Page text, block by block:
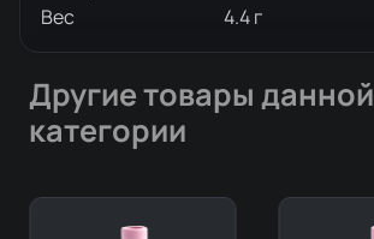
Вес
4.4 г
Другие товары данной
категории